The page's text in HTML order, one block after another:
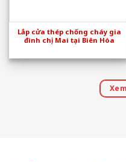
Lắp cửa thép chống cháy gia
đình chị Mai tại Biên Hòa